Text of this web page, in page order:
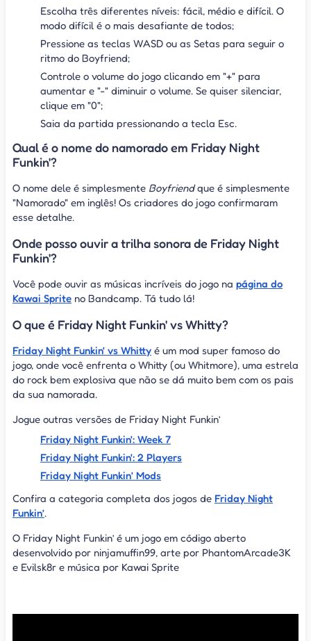
Escolha três diferentes níveis: fácil, médio e difícil. O
modo difícil é o mais desafiante de todos;
Pressione as teclas WASD ou as Setas para seguir o
ritmo do Boyfriend;
Controle o volume do jogo clicando em "+" para
aumentar e "-" diminuir o volume. Se quiser silenciar,
clique em "0";
Saia da partida pressionando a tecla Esc.
Qual é o nome do namorado em Friday Night
Funkin'?
O nome dele é simplesmente Boyfriendque é simplesmente
"Namorado" em inglês! Os criadores do jogo confirmaram
esse detalhe.
Onde posso ouvir a trilha sonora de Friday Night
Funkin'?
Você pode ouvir as músicas incríveis do jogo na página do
Kawai Sprite no Bandcamp. Tá tudo lá!
O que é Friday Night Funkin' vs Whitty?
Friday Night Funkin' vs Whitty é um mod super famoso do
jogo, onde você enfrenta o Whitty (ou Whitmore), uma estrela
do rock bem explosiva que não se dá muito bem com os pais
da sua namorada.
Jogue outras versões de Friday Night Funkin’
Friday Night Funkin': Week 7
Friday Night Funkin': 2 Players
Friday Night Funkin’ Mods
Confira a categoria completa dos jogos de Friday Night
Funkin’.
O Friday Night Funkin’ é um jogo em código aberto
desenvolvido por ninjamuffin99, arte por PhantomArcade3K
e Evilsk8r e música por Kawai Sprite